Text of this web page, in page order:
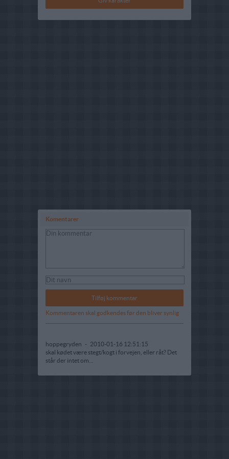
Komentarer
Kommentaren skal godkendes før den bliver synlig
hoppegryden - 2010-01-16 12:51:15
skal kødet være stegt/kogt i forvejen, eller råt? Det
står der intet om...